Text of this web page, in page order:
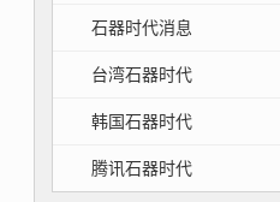
石器时代消息
台湾石器时代
韩国石器时代
腾讯石器时代